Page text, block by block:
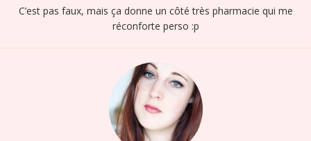
C’est pas faux, mais ça donne un côté très pharmacie qui me
réconforte perso :p